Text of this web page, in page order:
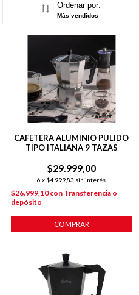
Ordenar por:
Más vendidos
CAFETERA ALUMINIO PULIDO
TIPO ITALIANA 9 TAZAS
$29.999,00
6 x $4.999,83 sin interés
$26.999,10con Transferencia o
depósito
COMPRAR